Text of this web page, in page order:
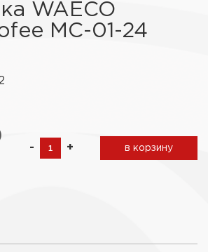
WAECO
MC-01-24
- + в корзину